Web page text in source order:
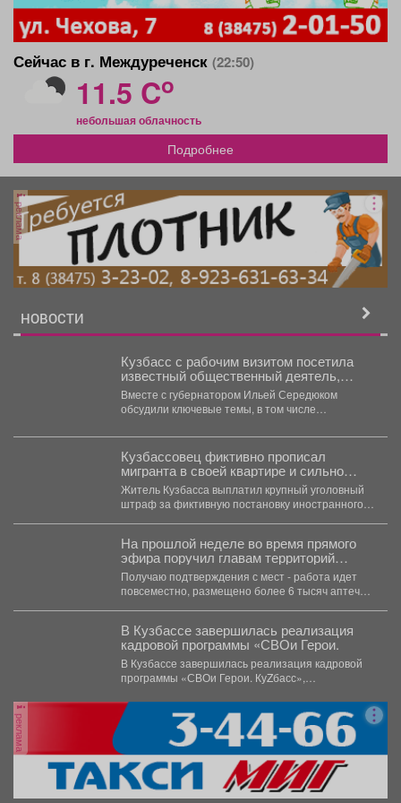
Сейчас в г. Междуреченск (22:50)
11.5 Co
небольшая облачность
Подробнее
реклама
НОВОСТИ
Кузбасс с рабочим визитом посетила
известный общественный деятель,
председатель Фонда защиты детей
Мария Львова-Белова.
Вместе с губернатором Ильей Середюком
обсудили ключевые темы, в том числе
Кузбассовец фиктивно прописал
мигранта в своей квартире и сильно
пожалел
Житель Кузбасса выплатил крупный уголовный
штраф за фиктивную постановку иностранного
На прошлой неделе во время прямого
эфира поручил главам территорий
проверить готовность укрытий и
обеспечить общественные места
аптечками.
Получаю подтверждения с мест - работа идет
повсеместно, размещено более 6 тысяч аптечек
В Кузбассе завершилась реализация
кадровой программы «СВОи Герои.
В Кузбассе завершилась реализация кадровой
программы «СВОи Герои. КуZбасс»,
ветеранов специальной...
реклама